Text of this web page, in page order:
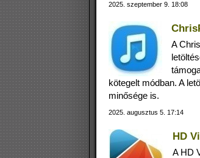
2025. szeptember 9. 18:08
A
kötegelt módban. A
minősége is.
2025. augusztus 5. 17:14
HD
A HD